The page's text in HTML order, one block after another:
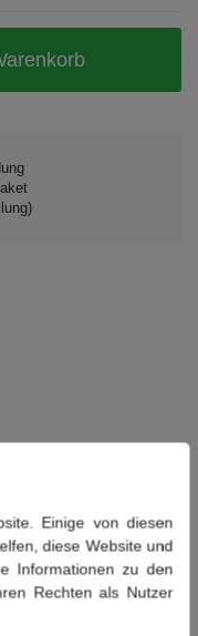
chemisch
Maße:
Einige von diesen
diese Website und
Informationen zu den
Rechten als Nutzer